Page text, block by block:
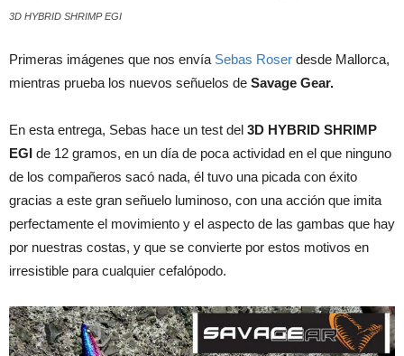
3D HYBRID SHRIMP EGI
Primeras imágenes que nos envía Sebas Roser desde Mallorca,
mientras prueba los nuevos señuelos de Savage Gear.
En esta entrega, Sebas hace un test del 3D HYBRID SHRIMP
EGI de 12 gramos, en un día de poca actividad en el que ninguno
de los compañeros sacó nada, él tuvo una picada con éxito
gracias a este gran señuelo luminoso, con una acción que imita
perfectamente el movimiento y el aspecto de las gambas que hay
por nuestras costas, y que se convierte por estos motivos en
irresistible para cualquier cefalópodo.